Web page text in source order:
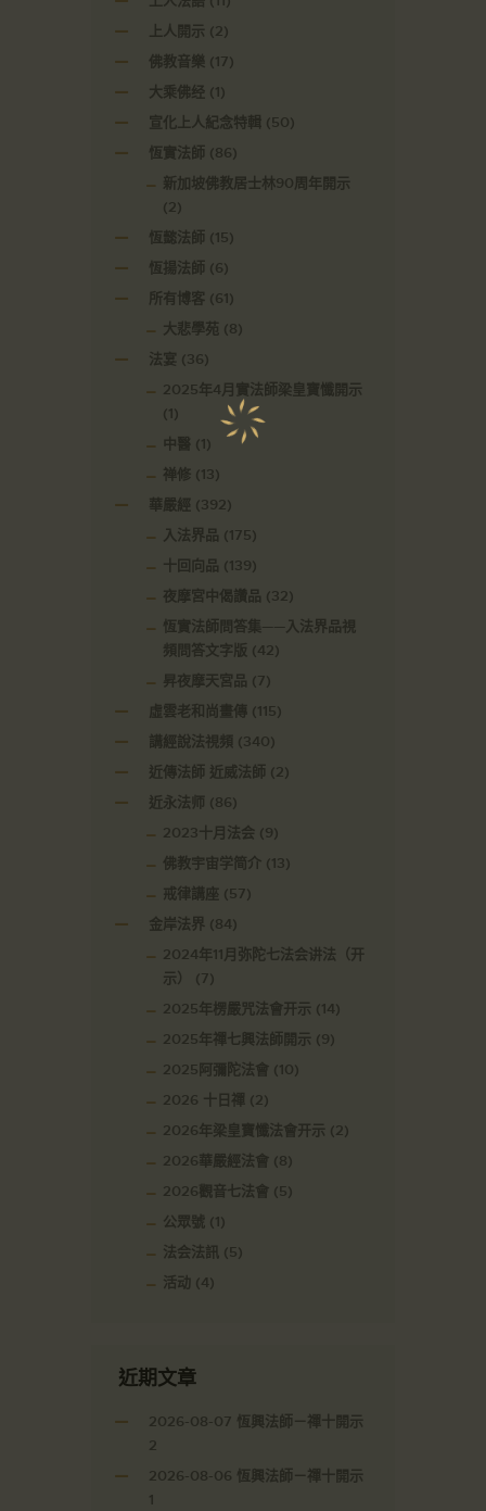
上人開示 (2)
佛教音樂 (17)
大乘佛经 (1)
宣化上人紀念特輯 (50)
恆實法師 (86)
新加坡佛教居士林90周年開示
(2)
恆懿法師 (15)
恆揚法師 (6)
所有博客 (61)
大悲學苑 (8)
法宴 (36)
2025年4月實法師梁皇寶懺開示
(1)
中醫 (1)
禅修 (13)
華嚴經 (392)
入法界品 (175)
十回向品 (139)
夜摩宮中偈讚品 (32)
恆實法師問答集——入法界品視
頻問答文字版 (42)
昇夜摩天宮品 (7)
虛雲老和尚畫傳 (115)
講經說法視頻
(340)
近傳法師 近威法師 (2)
近永法师 (86)
2023十月法会 (9)
佛教宇宙学简介 (13)
戒律講座 (57)
金岸法界 (84)
2024年11月弥陀七法会讲法（开
示）
(7)
2025年楞嚴咒法會开示 (14)
2025年禪七興法師開示 (9)
2025阿彌陀法會 (10)
2026 十日禪
(2)
2026年梁皇寶懺法會开示 (2)
2026華嚴經法會 (8)
2026觀音七法會 (5)
公眾號 (1)
法会法訊 (5)
活动 (4)
近期文章
2026-08-07 恆興法師－禪十開示
2
2026-08-06 恆興法師－禪十開示
1